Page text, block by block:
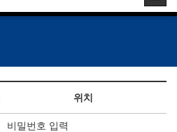
위치
비밀번호 입력